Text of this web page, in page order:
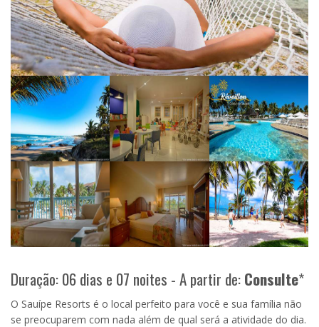
Duração: 06 dias e 07 noites - A partir de:Consulte*
O Sauípe Resorts é o local perfeito para você e sua família não
se preocuparem com nada além de qual será a atividade do dia.